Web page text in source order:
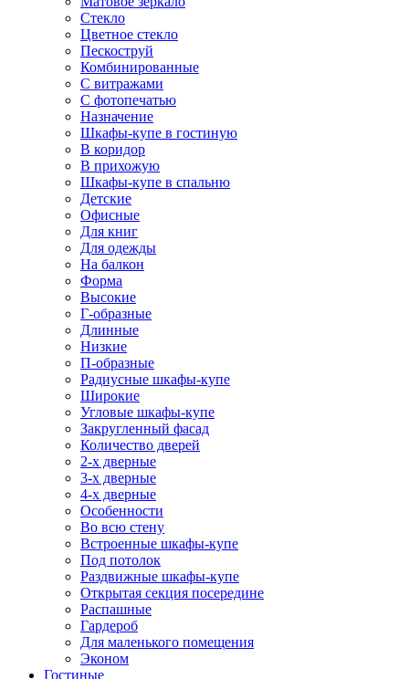
Стекло
Цветное стекло
Пескоструй
Комбинированные
С витражами
С фотопечатью
Назначение
Шкафы-купе в гостиную
В коридор
В прихожую
Шкафы-купе в спальню
Детские
Офисные
Для книг
Для одежды
На балкон
Форма
Высокие
Г-образные
Длинные
Низкие
П-образные
Радиусные шкафы-купе
Широкие
Угловые шкафы-купе
Закругленный фасад
Количество дверей
2-х дверные
3-х дверные
4-х дверные
Особенности
Во всю стену
Встроенные шкафы-купе
Под потолок
Раздвижные шкафы-купе
Открытая секция посередине
Распашные
Гардероб
Для маленького помещения
Эконом
Гостиные